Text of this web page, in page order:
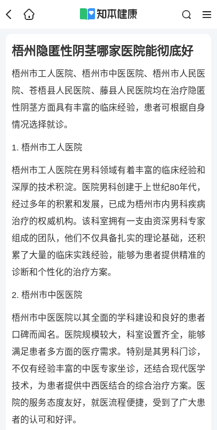
梧州隐匿性阴茎哪家医院能彻底好
梧州市工人医院、梧州市中医医院、梧州市人民医
院、苍梧县人民医院、藤县人民医院均在治疗隐匿
性阴茎方面具有丰富的临床经验，患者可根据自身
情况选择就诊。
1. 梧州市工人医院
梧州市工人医院在男科领域有着丰富的临床经验和
深厚的技术积淀。医院男科创建于上世纪80年代，
经过多年的积累和发展，已成为梧州市内男科疾病
治疗的权威机构。该科室拥有一支由资深男科专家
组成的团队，他们不仅具备扎实的理论基础，还积
累了大量的临床实践经验，能够为患者提供精准的
诊断和个性化的治疗方案。
2. 梧州市中医医院
梧州市中医医院以其全面的学科建设和良好的患者
口碑而闻名。医院规模较大，科室设置齐全，能够
满足患者多方面的医疗需求。特别是其男科门诊，
不仅有经验丰富的中医专家坐诊，还结合现代医学
技术，为患者提供中西医结合的综合治疗方案。医
院的服务态度友好，就医流程便捷，受到了广大患
者的认可和好评。